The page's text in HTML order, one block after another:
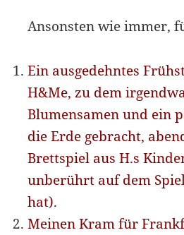
Ansonsten wie immer,
Ein ausgedehntes
H&Me, zu dem
Blumensamen und ein
die Erde gebracht,
Brettspiel aus H.s
unberührt auf dem
hat).
Meinen Kram für